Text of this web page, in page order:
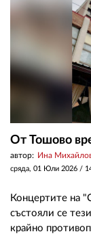
От Тошово
автор: Ина
сряда, 01 Юли 2026 /
Концертите на
състояли се
крайно